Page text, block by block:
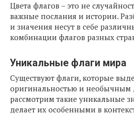
Цвета флагов – это не
важные послания и истории.
и значения несут в себе
комбинации флагов разных
Уникальные флаги мира
Существуют флаги, которые
оригинальностью и
рассмотрим такие уникальные
делает их особенными в